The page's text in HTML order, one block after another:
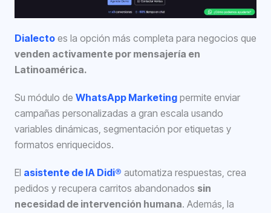
Dialecto es la opción más completa para negocios que
venden activamente por mensajería en
Latinoamérica.
Su módulo de WhatsApp Marketing permite enviar
campañas personalizadas a gran escala usando
variables dinámicas, segmentación por etiquetas y
formatos enriquecidos.
El asistente de IA Didi® automatiza respuestas, crea
pedidos y recupera carritos abandonados sin
necesidad de intervención humana. Además, la